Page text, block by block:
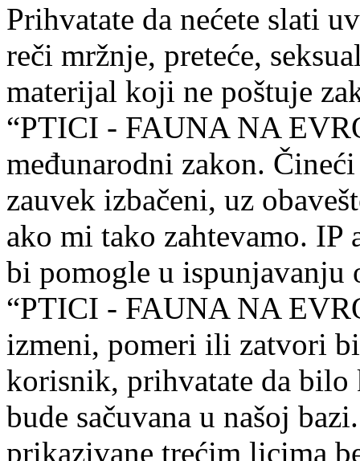
Prihvatate da nećete slati
reči mržnje, preteće,
materijal koji ne poštuje
“PTICI - FAUNA NA
međunarodni zakon.
zauvek izbačeni, uz
ako mi tako zahtevamo. IP
bi pomogle u ispunjavanju
“PTICI - FAUNA NA
izmeni, pomeri ili zatvori
korisnik, prihvatate da bilo
bude sačuvana u našoj
prikazivane trećim licima